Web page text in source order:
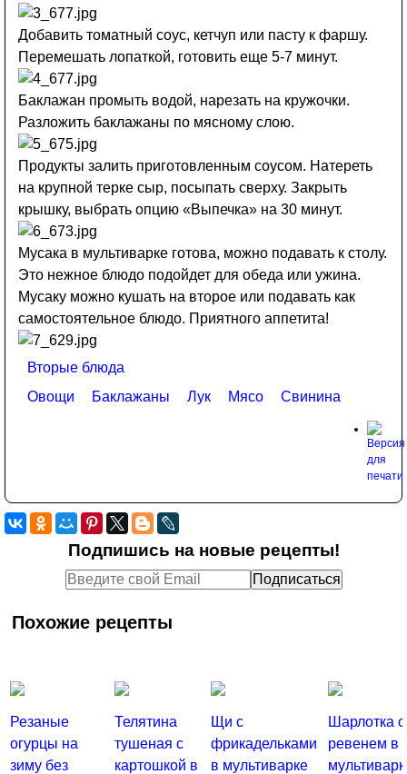
Добавить томатный соус, кетчуп или пасту к фаршу.
Перемешать лопаткой, готовить еще 5-7 минут.
Баклажан промыть водой, нарезать на кружочки.
Разложить баклажаны по мясному слою.
Продукты залить приготовленным соусом. Натереть
на крупной терке сыр, посыпать сверху. Закрыть
крышку, выбрать опцию «Выпечка» на 30 минут.
Мусака в мультиварке готова, можно подавать к столу.
Это нежное блюдо подойдет для обеда или ужина.
Мусаку можно кушать на второе или подавать как
самостоятельное блюдо. Приятного аппетита!
Вторые блюда
Овощи
Баклажаны Лук Мясо Свинина
Подпишись на новые рецепты!
Похожие рецепты
Резаные
огурцы на
зиму без
Телятина
тушеная с
картошкой в
Щи с
фрикадельками
в мультиварке
Шарлотка с
ревенем в